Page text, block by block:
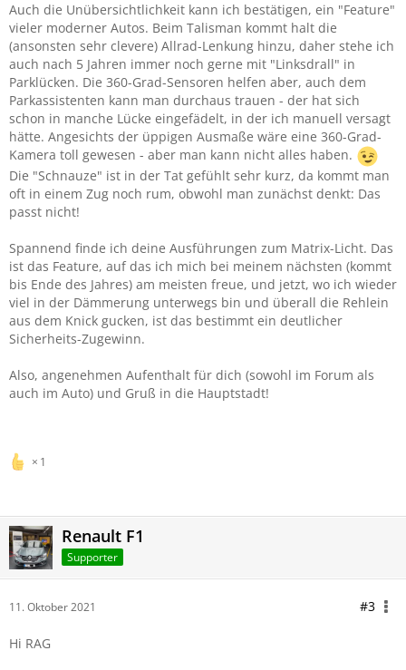
Auch die Unübersichtlichkeit kann ich bestätigen, ein "Feature"
vieler moderner Autos. Beim Talisman kommt halt die
(ansonsten sehr clevere) Allrad-Lenkung hinzu, daher stehe ich
auch nach 5 Jahren immer noch gerne mit "Linksdrall" in
Parklücken. Die 360-Grad-Sensoren helfen aber, auch dem
Parkassistenten kann man durchaus trauen - der hat sich
schon in manche Lücke eingefädelt, in der ich manuell versagt
hätte. Angesichts der üppigen Ausmaße wäre eine 360-Grad-
Kamera toll gewesen - aber man kann nicht alles haben.
Die "Schnauze" ist in der Tat gefühlt sehr kurz, da kommt man
oft in einem Zug noch rum, obwohl man zunächst denkt: Das
passt nicht!
Spannend finde ich deine Ausführungen zum Matrix-Licht. Das
ist das Feature, auf das ich mich bei meinem nächsten (kommt
bis Ende des Jahres) am meisten freue, und jetzt, wo ich wieder
viel in der Dämmerung unterwegs bin und überall die Rehlein
aus dem Knick gucken, ist das bestimmt ein deutlicher
Sicherheits-Zugewinn.
Also, angenehmen Aufenthalt für dich (sowohl im Forum als
auch im Auto) und Gruß in die Hauptstadt!
1
Renault F1
Supporter
11. Oktober 2021 #3
Hi RAG